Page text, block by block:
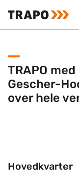
TRAPO
Gescher-
over hele
Hovedkvarter